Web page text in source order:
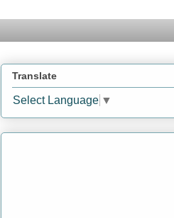
Translate
Select Language ▼